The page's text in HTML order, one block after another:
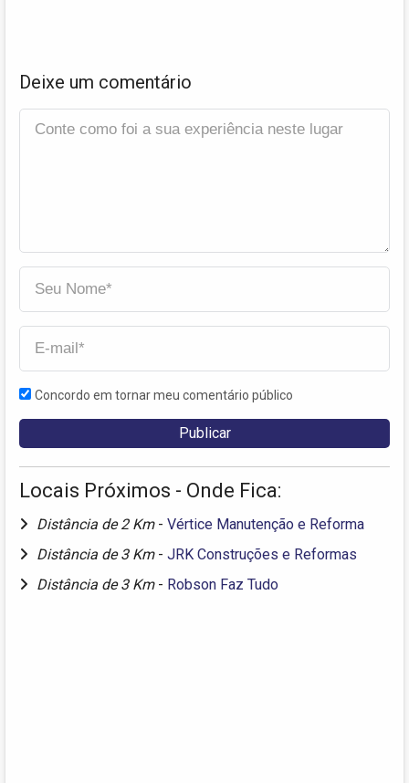
Deixe um comentário
Concordo em tornar meu comentário público
Locais Próximos - Onde Fica:
Distância de 2 Km - Vértice Manutenção e Reforma
Distância de 3 Km - JRK Construções e Reformas
Distância de 3 Km - Robson Faz Tudo